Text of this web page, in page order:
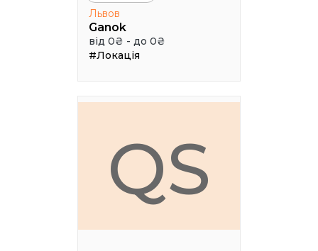
Львов
Ganok
від 0₴ - до 0₴
#Локація
QS